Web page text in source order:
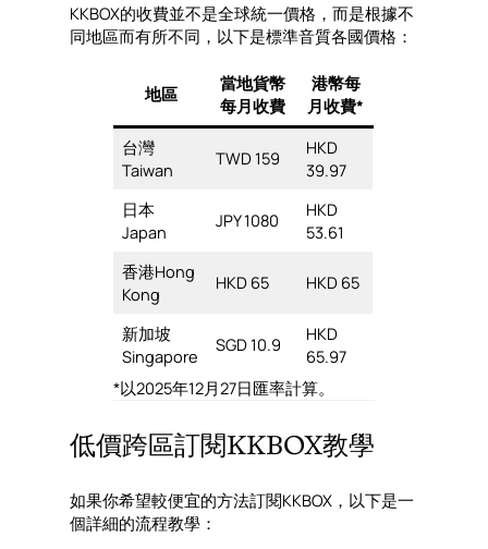
KKBOX的收費並不是全球統一價格，而是根據不
同地區而有所不同，以下是標準音質各國價格：
地區
當地貨幣
每月收費
港幣每
月收費*
台灣
Taiwan
TWD 159
HKD
39.97
日本
Japan
JPY 1080
HKD
53.61
香港Hong
Kong
HKD 65 HKD 65
新加坡
Singapore
SGD 10.9
HKD
65.97
*以2025年12月27日匯率計算。
低價跨區訂閱KKBOX教學
如果你希望較便宜的方法訂閱KKBOX，以下是一
個詳細的流程教學：